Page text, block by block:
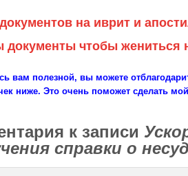
на иврит и
документы чтобы жениться
вам полезной, вы можете
ниже. Это очень поможет сделать
к записи
справки о